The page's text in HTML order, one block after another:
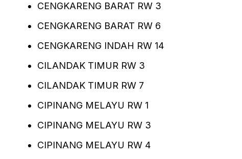
CENGKARENG BARAT RW 3
CENGKARENG BARAT RW 6
CENGKARENG INDAH RW 14
CILANDAK TIMUR RW 3
CILANDAK TIMUR RW 7
CIPINANG MELAYU RW 1
CIPINANG MELAYU RW 3
CIPINANG MELAYU RW 4